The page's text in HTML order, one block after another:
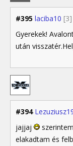
#395 laciba10 [3]
Gyerekek!
után
#394
jajjaj
elakadtam és